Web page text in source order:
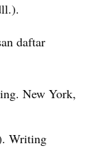
daftar
New York,
Writing